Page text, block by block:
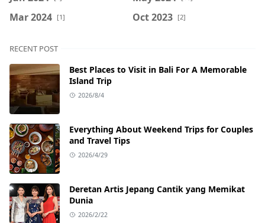
Mar 2024 [1] Oct 2023 [2]
RECENT POST
Best Places to Visit in Bali For A Memorable
Island Trip
2026/8/4
Everything About Weekend Trips for Couples
and Travel Tips
2026/4/29
Deretan Artis Jepang Cantik yang Memikat
Dunia
2026/2/22